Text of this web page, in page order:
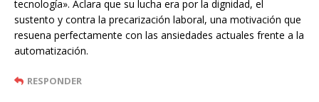
tecnología». Aclara que su lucha era por la dignidad, el
sustento y contra la precarización laboral, una motivación que
resuena perfectamente con las ansiedades actuales frente a la
automatización.
RESPONDER